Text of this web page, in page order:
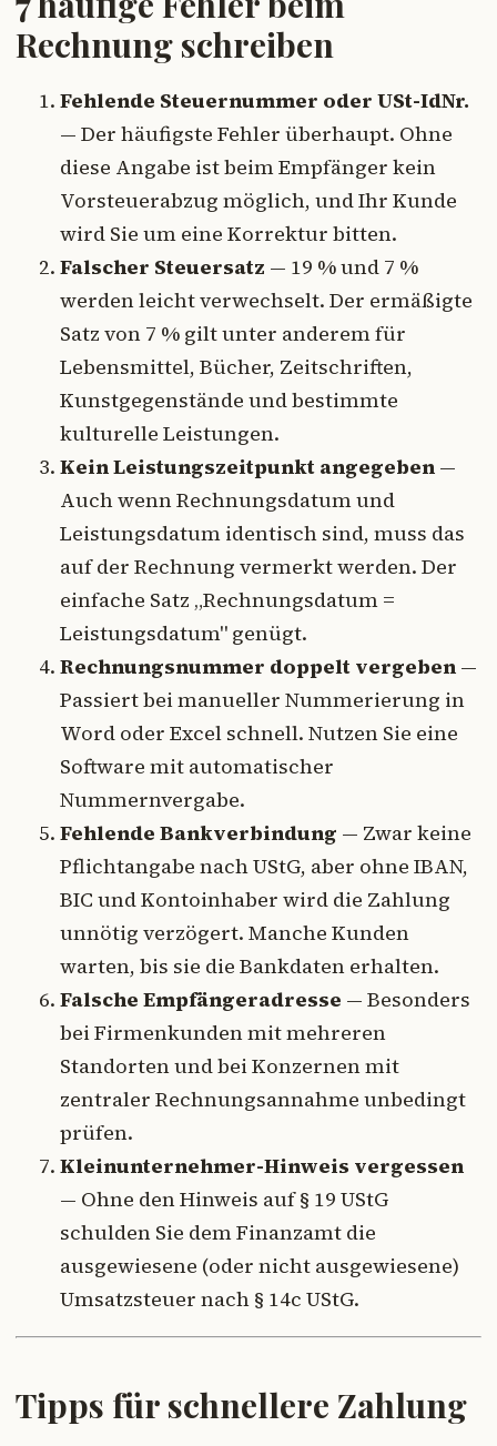
Rechnung schreiben
Fehlende Steuernummer oder USt-IdNr.
— Der häufigste Fehler überhaupt. Ohne
diese Angabe ist beim Empfänger kein
Vorsteuerabzug möglich, und Ihr Kunde
wird Sie um eine Korrektur bitten.
Falscher Steuersatz — 19 % und 7 %
werden leicht verwechselt. Der ermäßigte
Satz von 7 % gilt unter anderem für
Lebensmittel, Bücher, Zeitschriften,
Kunstgegenstände und bestimmte
kulturelle Leistungen.
Kein Leistungszeitpunkt angegeben —
Auch wenn Rechnungsdatum und
Leistungsdatum identisch sind, muss das
auf der Rechnung vermerkt werden. Der
einfache Satz „Rechnungsdatum =
Leistungsdatum" genügt.
Rechnungsnummer doppelt vergeben —
Passiert bei manueller Nummerierung in
Word oder Excel schnell. Nutzen Sie eine
Software mit automatischer
Nummernvergabe.
Fehlende Bankverbindung — Zwar keine
Pflichtangabe nach UStG, aber ohne IBAN,
BIC und Kontoinhaber wird die Zahlung
unnötig verzögert. Manche Kunden
warten, bis sie die Bankdaten erhalten.
Falsche Empfängeradresse — Besonders
bei Firmenkunden mit mehreren
Standorten und bei Konzernen mit
zentraler Rechnungsannahme unbedingt
prüfen.
Kleinunternehmer-Hinweis vergessen
— Ohne den Hinweis auf § 19 UStG
schulden Sie dem Finanzamt die
ausgewiesene (oder nicht ausgewiesene)
Umsatzsteuer nach § 14c UStG.
Tipps für schnellere Zahlung